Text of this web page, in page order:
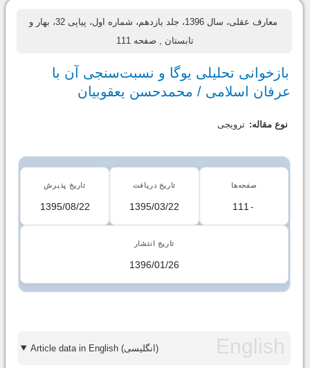
معارف عقلی، سال 1396، جلد یازدهم، شماره اول، پیاپی 32، بهار و
تابستان
, صفحه 111
بازخوانی تحلیلی یوگا و نسبت‌سنجی آن با
عرفان اسلامی / محمدحسن یعقوبیان
نوع مقاله: ترویجی
صفحه‌ها
111 -
تاریخ دریافت
1395/03/22
تاریخ پذیرش
1395/08/22
تاریخ انتشار
1396/01/26
Article data in English (انگلیسی)